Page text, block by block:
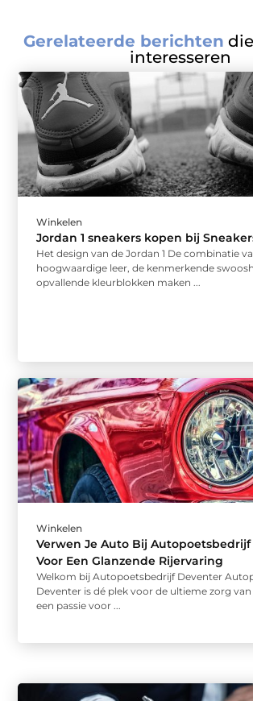
Gerelateerde berichten
interesseren
Winkelen
Jordan 1 sneakers kopen bij
Het design van de Jordan 1 De combinatie
hoogwaardige leer, de kenmerkende
opvallende kleurblokken maken ...
Winkelen
Verwen Je Auto Bij
Voor Een Glanzende Rijervaring
Welkom bij Autopoetsbedrijf Deventer
Deventer is dé plek voor de ultieme zorg
een passie voor ...